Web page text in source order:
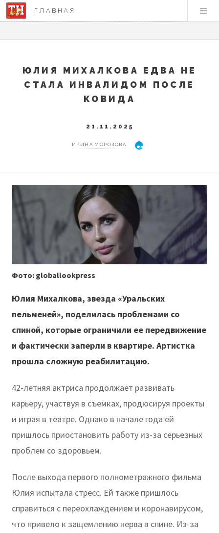
ГЛАВНАЯ
ЮЛИЯ МИХАЛКОВА ЕДВА НЕ
СТАЛА ИНВАЛИДОМ ПОСЛЕ
КОВИДА
21.11.2025
ИРИНА МОРОЗОВА
Фото: globallookpress
Юлия Михалкова, звезда «Уральских
пельменей», поделилась проблемами со
спиной, которые ограничили ее передвижение
и фактически заперли в квартире. Артистка
прошла сложную реабилитацию.
42-летняя актриса продолжает развивать
карьеру, участвуя в съемках, продюсируя проекты
и играя в театре. Однако в начале года ей
пришлось приостановить работу из-за серьезных
проблем со здоровьем.
После выхода первого полнометражного фильма
Юлия испытала стресс. Ей также пришлось
справиться с переохлаждением и коронавирусом,
что привело к защемлению нерва в спине. Из-за